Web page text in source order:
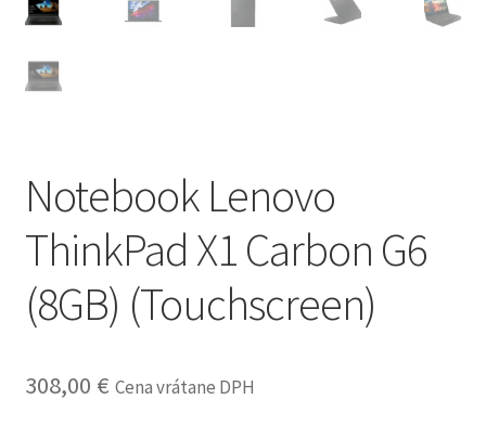
Pokladňa
Sample
Page
obchodné
podmienky
Wishlist
Notebook Lenovo
ThinkPad X1 Carbon G6
(8GB) (Touchscreen)
308,00 € Cena vrátane DPH